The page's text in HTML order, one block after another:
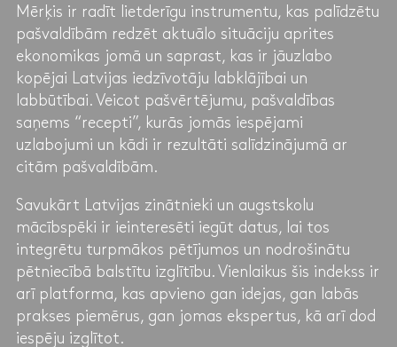
Mērķis ir radīt lietderīgu instrumentu, kas palīdzētu
pašvaldībām redzēt aktuālo situāciju aprites
ekonomikas jomā un saprast, kas ir jāuzlabo
kopējai Latvijas iedzīvotāju labklājībai un
labbūtībai. Veicot pašvērtējumu, pašvaldības
saņems “recepti”, kurās jomās iespējami
uzlabojumi un kādi ir rezultāti salīdzinājumā ar
citām pašvaldībām.
Savukārt Latvijas zinātnieki un augstskolu
mācībspēki ir ieinteresēti iegūt datus, lai tos
integrētu turpmākos pētījumos un nodrošinātu
pētniecībā balstītu izglītību. Vienlaikus šis indekss ir
arī platforma, kas apvieno gan idejas, gan labās
prakses piemērus, gan jomas ekspertus, kā arī dod
iespēju izglītot.